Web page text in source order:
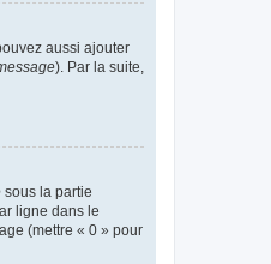
aussi ajouter
). Par la suite,
sous la partie
ligne dans le
(mettre « 0 » pour